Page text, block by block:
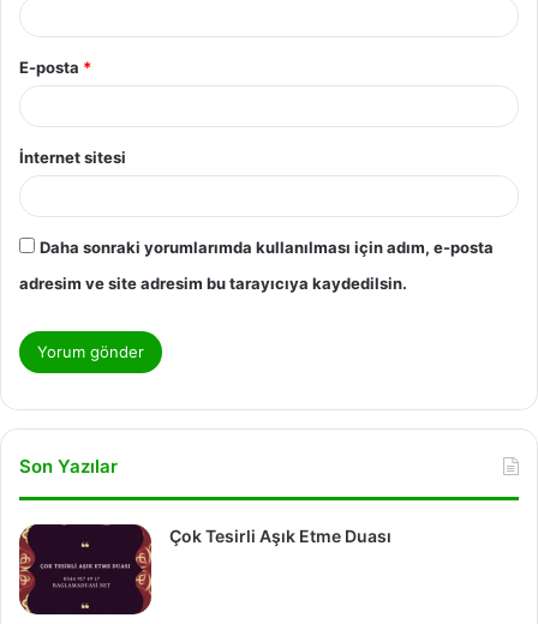
E-posta *
İnternet sitesi
Daha sonraki yorumlarımda kullanılması için adım, e-posta
adresim ve site adresim bu tarayıcıya kaydedilsin.
Son Yazılar
Çok Tesirli Aşık Etme Duası